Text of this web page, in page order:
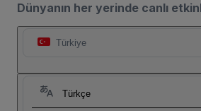
Dünyanın her yerinde canlı
Türkiye
Türkçe